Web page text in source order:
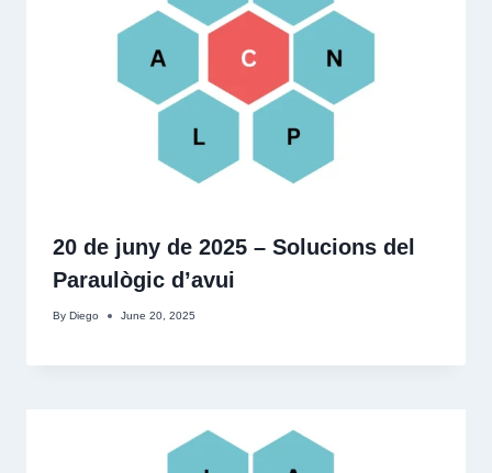
20 de juny de 2025 – Solucions del
Paraulògic d’avui
By Diego June 20, 2025